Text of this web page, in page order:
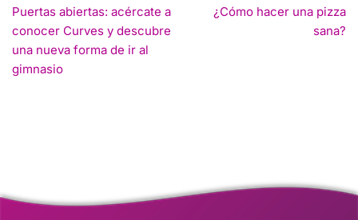
Puertas abiertas: acércate a
conocer Curves y descubre
una nueva forma de ir al
gimnasio
¿Cómo hacer una pizza
sana?